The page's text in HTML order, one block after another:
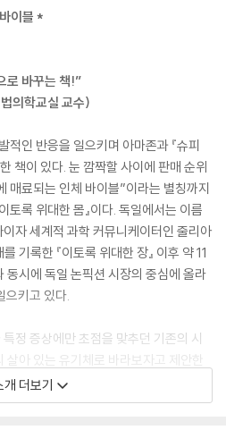
이블 *
로 바꾸는 책!”
의학교실 교수)
인 반응을 일으키며 아마존과 『슈피
책이 있다. 눈 깜짝할 사이에 판매 순위
매료되는 인체 바이블”이라는 별칭까지
토록 위대한 몸』이다. 독일에서는 이름
자 세계적 과학 커뮤니케이터인 줄리아
기록한 『이토록 위대한 장』 이후 약 11
동시에 독일 논픽션 시장의 중심에 올라
으키고 있다.
정 증상에만 초점을 맞추던 기존의 시
살아 있는 유기체로 바라보자고 제안한
끊임없이 신호를 주고받으며 스스로 균
. 폐, 면역체계, 피부, 근육, 뇌는 따로 작
개 더보기